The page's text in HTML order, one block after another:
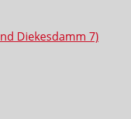
Diekesdamm 7)